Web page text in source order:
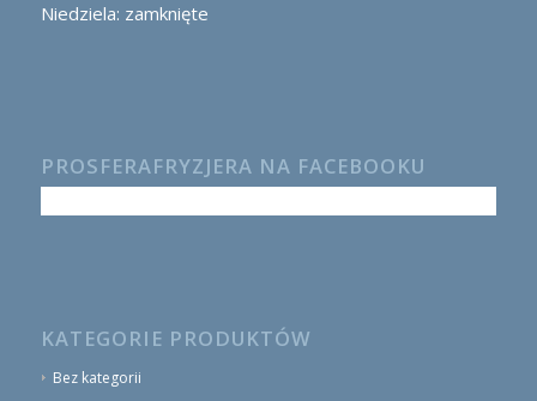
Niedziela: zamknięte
PROSFERAFRYZJERA NA FACEBOOKU
KATEGORIE PRODUKTÓW
Bez kategorii